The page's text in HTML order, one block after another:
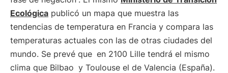
Ecológica publicó un mapa que muestra las
tendencias de temperatura en Francia y compara las
temperaturas actuales con las de otras ciudades del
mundo. Se prevé que en 2100 Lille tendrá el mismo
clima que Bilbao y Toulouse el de Valencia (España).